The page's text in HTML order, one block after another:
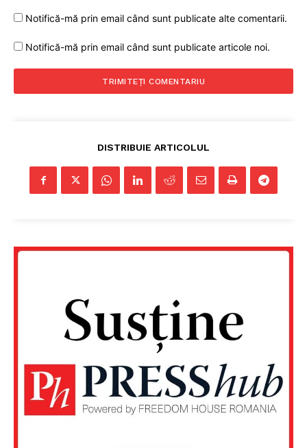
Notifică-mă prin email când sunt publicate alte comentarii.
Notifică-mă prin email când sunt publicate articole noi.
DISTRIBUIE ARTICOLUL